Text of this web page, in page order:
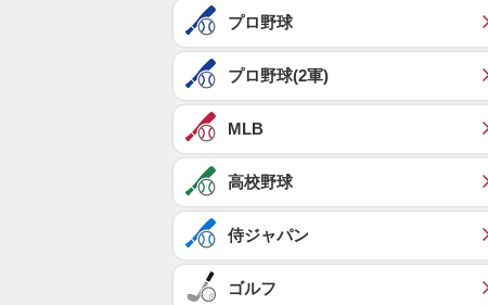
プロ野球
プロ野球(2軍)
MLB
高校野球
侍ジャパン
ゴルフ